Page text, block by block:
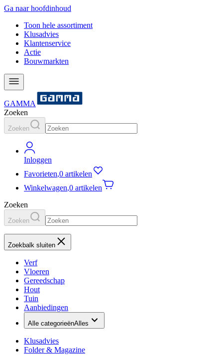
Ga naar hoofdinhoud
Toon hele assortiment
Klusadvies
Klantenservice
Actie
Bouwmarkten
GAMMA
Zoeken
Zoeken
Inloggen
Favorieten,0 artikelen
Winkelwagen,0 artikelen
Zoeken
Zoeken
Zoekbalk sluiten
Verf
Vloeren
Gereedschap
Hout
Tuin
Aanbiedingen
Alle categorieënAlles
Klusadvies
Folder & Magazine